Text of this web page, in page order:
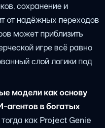
сохранение и
от надёжных переходов
может приблизить
игре всё равно
слой логики под
модели как основу
агентов в богатых
как Project Genie